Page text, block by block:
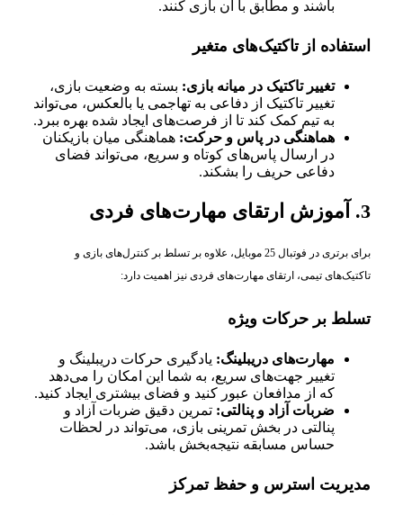
باشند و مطابق با آن بازی کنند.
استفاده از تاکتیک‌های متغیر
تغییر تاکتیک در میانه بازی: بسته به وضعیت بازی،
تغییر تاکتیک از دفاعی به تهاجمی یا بالعکس، می‌تواند
به تیم کمک کند تا از فرصت‌های ایجاد شده بهره ببرد.
هماهنگی در پاس و حرکت: هماهنگی میان بازیکنان
در ارسال پاس‌های کوتاه و سریع، می‌تواند فضای
دفاعی حریف را بشکند.
3. آموزش ارتقای مهارت‌های فردی
برای برتری در فوتبال 25 موبایل، علاوه بر تسلط بر کنترل‌های بازی و
تاکتیک‌های تیمی، ارتقای مهارت‌های فردی نیز اهمیت دارد:
تسلط بر حرکات ویژه
مهارت‌های دریبلینگ: یادگیری حرکات دریبلینگ و
تغییر جهت‌های سریع، به شما این امکان را می‌دهد
که از مدافعان عبور کنید و فضای بیشتری ایجاد کنید.
ضربات آزاد و پنالتی: تمرین دقیق ضربات آزاد و
پنالتی در بخش تمرینی بازی، می‌تواند در لحظات
حساس مسابقه نتیجه‌بخش باشد.
مدیریت استرس و حفظ تمرکز